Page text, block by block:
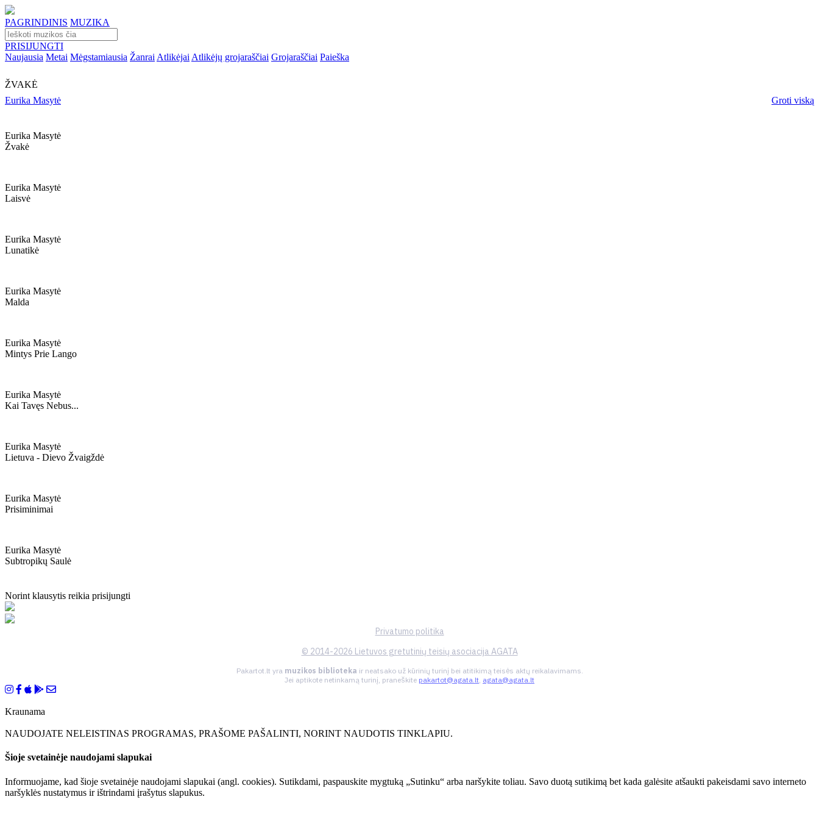
PAGRINDINIS MUZIKA
PRISIJUNGTI
Naujausia Metai Mėgstamiausia Žanrai Atlikėjai Atlikėjų grojaraščiai Grojaraščiai Paieška
ŽVAKĖ
Eurika Masytė
Groti viską
Eurika Masytė
Žvakė
Eurika Masytė
Laisvė
Eurika Masytė
Lunatikė
Eurika Masytė
Malda
Eurika Masytė
Mintys Prie Lango
Eurika Masytė
Kai Tavęs Nebus...
Eurika Masytė
Lietuva - Dievo Žvaigždė
Eurika Masytė
Prisiminimai
Eurika Masytė
Subtropikų Saulė
Norint klausytis reikia prisijungti
Privatumo politika
© 2014-2026 Lietuvos gretutinių teisių asociacija AGATA
Pakartot.lt yra muzikos biblioteka ir neatsako už kūrinių turinį bei atitikimą teisės aktų reikalavimams.
Jei aptikote netinkamą turinį, praneškite pakartot@agata.lt, agata@agata.lt
Kraunama
NAUDOJATE NELEISTINAS PROGRAMAS, PRAŠOME PAŠALINTI, NORINT NAUDOTIS TINKLAPIU.
Šioje svetainėje naudojami slapukai
Informuojame, kad šioje svetainėje naudojami slapukai (angl. cookies). Sutikdami, paspauskite mygtuką „Sutinku“ arba naršykite toliau. Savo duotą sutikimą bet kada galėsite atšaukti pakeisdami savo interneto
naršyklės nustatymus ir ištrindami įrašytus slapukus.